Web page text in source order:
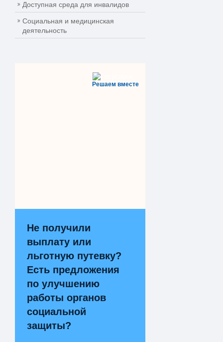
Доступная среда для инвалидов
Социальная и медицинская
деятельность
Решаем вместе
Не получили
выплату или
льготную путевку?
Есть предложения
по улучшению
работы органов
социальной
защиты?